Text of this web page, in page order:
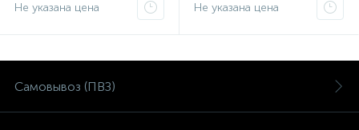
Не указана цена Не указана цена
Самовывоз (ПВЗ)